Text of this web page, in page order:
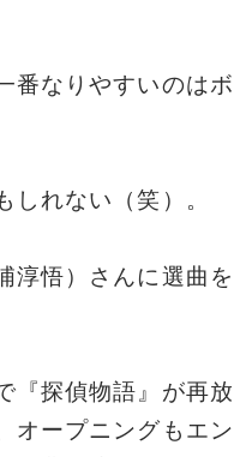
番なりやすいのはボ
しれない（笑）。
淳悟）さんに選曲を
『探偵物語』が再放
オープニングもエン